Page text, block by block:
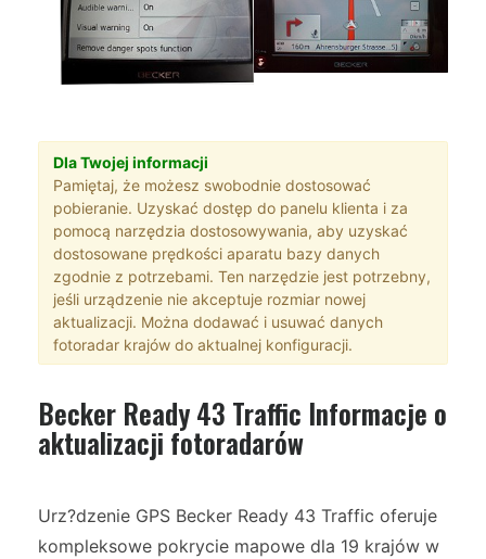
Dla Twojej informacji
Pamiętaj, że możesz swobodnie dostosować
pobieranie. Uzyskać dostęp do panelu klienta i za
pomocą narzędzia dostosowywania, aby uzyskać
dostosowane prędkości aparatu bazy danych
zgodnie z potrzebami. Ten narzędzie jest potrzebny,
jeśli urządzenie nie akceptuje rozmiar nowej
aktualizacji. Można dodawać i usuwać danych
fotoradar krajów do aktualnej konfiguracji.
Becker Ready 43 Traffic Informacje o
aktualizacji fotoradarów
Urz?dzenie GPS Becker Ready 43 Traffic oferuje
kompleksowe pokrycie mapowe dla 19 krajów w